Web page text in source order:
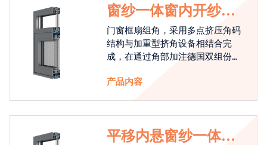
窗纱一体窗内开纱外
开系统
门窗框扇组角，采用多点挤压角码
结构与加重型挤角设备相结合完
成，在通过角部加注德国双组份胶
强度，促使窗使用寿命提升5-10
产品内容
平移内悬窗纱一体系